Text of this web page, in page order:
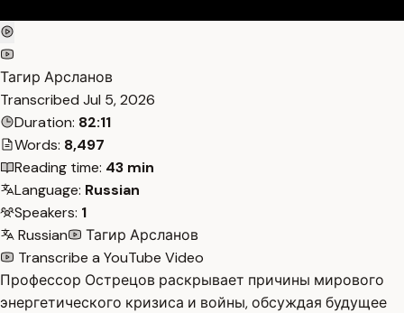
Тагир Арсланов
Transcribed Jul 5, 2026
Duration: 82:11
Words: 8,497
Reading time: 43 min
Language: Russian
Speakers: 1
Russian
Тагир Арсланов
Transcribe a YouTube Video
Профессор Острецов раскрывает причины мирового
энергетического кризиса и войны, обсуждая будущее